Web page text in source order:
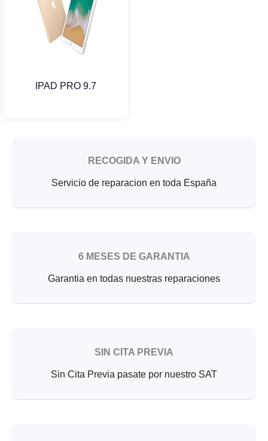
IPAD PRO 9.7
RECOGIDA Y ENVIO
Servicio de reparacion en toda España
6 MESES DE GARANTIA
Garantia en todas nuestras reparaciones
SIN CITA PREVIA
Sin Cita Previa pasate por nuestro SAT